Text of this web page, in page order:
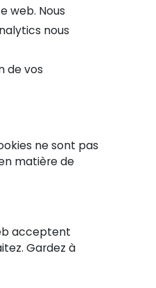
web. Nous
nous
de vos
ne sont pas
matière de
acceptent
Gardez à